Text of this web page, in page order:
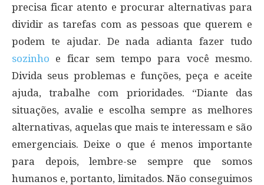
precisa ficar atento e procurar alternativas para
dividir as tarefas com as pessoas que querem e
podem te ajudar. De nada adianta fazer tudo
sozinho e ficar sem tempo para você mesmo.
Divida seus problemas e funções, peça e aceite
ajuda, trabalhe com prioridades. “Diante das
situações, avalie e escolha sempre as melhores
alternativas, aquelas que mais te interessam e são
emergenciais. Deixe o que é menos importante
para depois, lembre-se sempre que somos
humanos e, portanto, limitados. Não conseguimos